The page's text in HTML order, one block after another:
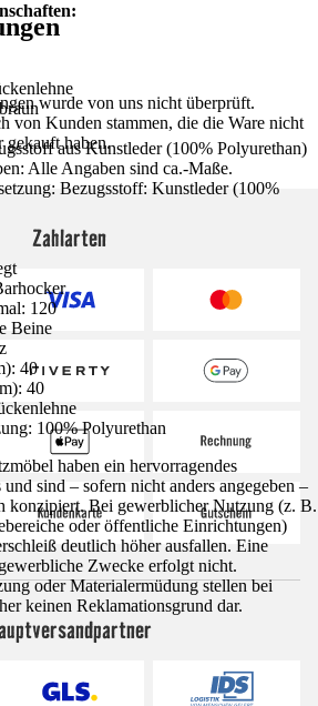
aus Kunstleder (100% Polyurethan)
Alle Angaben sind ca.-Maße.
Bezugsstoff: Kunstleder (100%
120
Beine
40
40
100% Polyurethan
haben ein hervorragendes
sind – sofern nicht anders angegeben –
konzipiert. Bei gewerblicher Nutzung (z. B.
oder öffentliche Einrichtungen)
deutlich höher ausfallen. Eine
Zwecke erfolgt nicht.
oder Materialermüdung stellen bei
keinen Reklamationsgrund dar.
wurde von uns nicht überprüft.
von Kunden stammen, die die Ware nicht
gekauft haben.
Zahlarten